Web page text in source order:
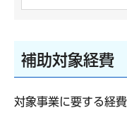
補助対象経費
対象事業に要する経